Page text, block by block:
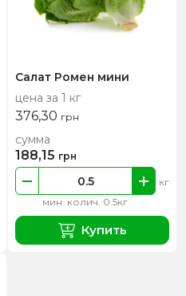
Салат Ромен мини
цена за 1 кг
376,30 грн
мин. колич. 0.5кг
кг
сумма
188,15 грн
Купить